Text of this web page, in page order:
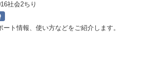
社会2ちり
ト情報、使い方などをご紹介します。